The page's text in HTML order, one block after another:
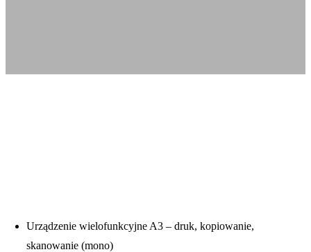
Urządzenie wielofunkcyjne A3 – druk, kopiowanie,
skanowanie (mono)